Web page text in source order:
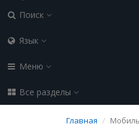
Поиск
Язык
Меню
Все разделы
Главная